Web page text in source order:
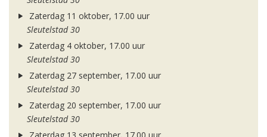
Zaterdag 11 oktober, 17.00 uur
Sleutelstad 30
Zaterdag 4 oktober, 17.00 uur
Sleutelstad 30
Zaterdag 27 september, 17.00 uur
Sleutelstad 30
Zaterdag 20 september, 17.00 uur
Sleutelstad 30